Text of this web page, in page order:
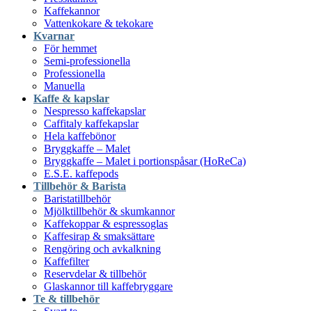
Kaffekannor
Vattenkokare & tekokare
Kvarnar
För hemmet
Semi-professionella
Professionella
Manuella
Kaffe & kapslar
Nespresso kaffekapslar
Caffitaly kaffekapslar
Hela kaffebönor
Bryggkaffe – Malet
Bryggkaffe – Malet i portionspåsar (HoReCa)
E.S.E. kaffepods
Tillbehör & Barista
Baristatillbehör
Mjölktillbehör & skumkannor
Kaffekoppar & espressoglas
Kaffesirap & smaksättare
Rengöring och avkalkning
Kaffefilter
Reservdelar & tillbehör
Glaskannor till kaffebryggare
Te & tillbehör